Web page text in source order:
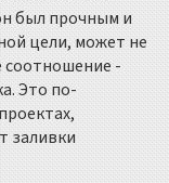
был прочным и
цели, может не
соотношение -
Это по-
заливки